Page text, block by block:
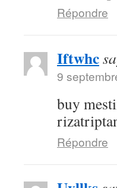
Répondre
Iftwhc
9
buy
Répondre